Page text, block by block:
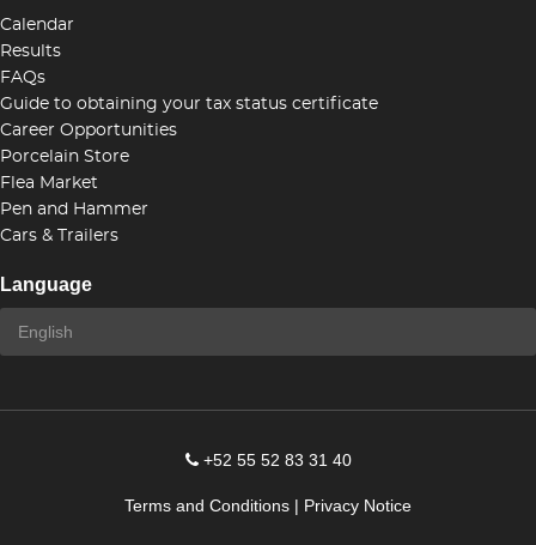
Calendar
Results
FAQs
Guide to obtaining your tax status certificate
Career Opportunities
Porcelain Store
Flea Market
Pen and Hammer
Cars & Trailers
Language
+52 55 52 83 31 40
Terms and Conditions | Privacy Notice